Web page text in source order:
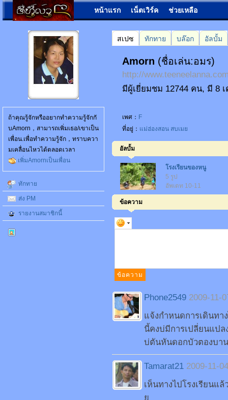
หน้าแรก เน็ตเวิร์ค ช่วยเหลือ
ถ้าคุณรู้จักหรืออยากทำความรู้จักกั
บAmorn，สามารถเพิ่มเธอ/เขาเป็น
เพื่อน.เพื่อทำความรู้จัก，ทราบควา
มเคลื่อนไหวได้ตลอดเวลา
เพิ่มAmornเป็นเพื่อน
ทักทาย
ส่ง PM
รายงานสมาชิกนี้
สเปซ ทักทาย บล๊อก อัลบั้ม
Amorn (ชื่อเล่น:อมร)
http://
มีผู้เยี่ยมชม 12744 คน, มี 8
เพศ： F
ที่อยู่： แม่ฮ่องสอน สบเมย
อัลบั้ม
โรงเรียนของหนู
5 รูป
อัพเดท 10-11
ข้อความ
Phone2549 2009-11-
แจ้งกำหนดการเดินทา
นี้คงบ่มีการเปลี่ยนแปล
บ่ตันหันดอกบัวตองบา
Tamarat21 2009-11-
เห็นทางไปโรงเรียนแ
ย